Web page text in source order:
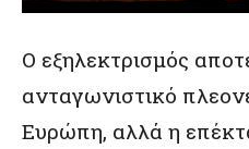
Ο εξηλεκτρισμός
ανταγωνιστικό
Ευρώπη, αλλά η